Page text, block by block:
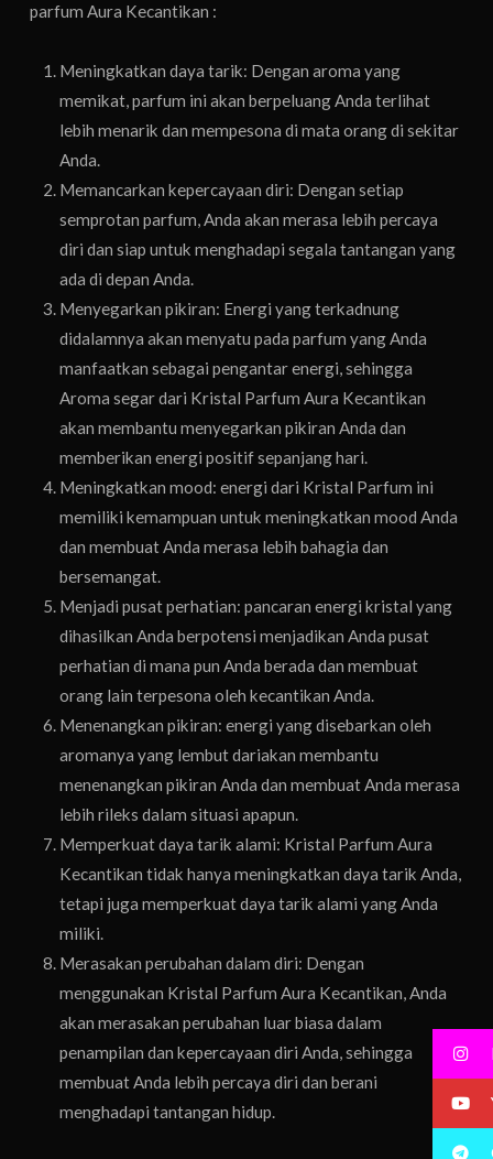
parfum Aura Kecantikan :
Meningkatkan daya tarik: Dengan aroma yang
memikat, parfum ini akan berpeluang Anda terlihat
lebih menarik dan mempesona di mata orang di sekitar
Anda.
Memancarkan kepercayaan diri: Dengan setiap
semprotan parfum, Anda akan merasa lebih percaya
diri dan siap untuk menghadapi segala tantangan yang
ada di depan Anda.
Menyegarkan pikiran: Energi yang terkadnung
didalamnya akan menyatu pada parfum yang Anda
manfaatkan sebagai pengantar energi, sehingga
Aroma segar dari Kristal Parfum Aura Kecantikan
akan membantu menyegarkan pikiran Anda dan
memberikan energi positif sepanjang hari.
Meningkatkan mood: energi dari Kristal Parfum ini
memiliki kemampuan untuk meningkatkan mood Anda
dan membuat Anda merasa lebih bahagia dan
bersemangat.
Menjadi pusat perhatian: pancaran energi kristal yang
dihasilkan Anda berpotensi menjadikan Anda pusat
perhatian di mana pun Anda berada dan membuat
orang lain terpesona oleh kecantikan Anda.
Menenangkan pikiran: energi yang disebarkan oleh
aromanya yang lembut dariakan membantu
menenangkan pikiran Anda dan membuat Anda merasa
lebih rileks dalam situasi apapun.
Memperkuat daya tarik alami: Kristal Parfum Aura
Kecantikan tidak hanya meningkatkan daya tarik Anda,
tetapi juga memperkuat daya tarik alami yang Anda
miliki.
Merasakan perubahan dalam diri: Dengan
menggunakan Kristal Parfum Aura Kecantikan, Anda
akan merasakan perubahan luar biasa dalam
penampilan dan kepercayaan diri Anda, sehingga
membuat Anda lebih percaya diri dan berani
menghadapi tantangan hidup.